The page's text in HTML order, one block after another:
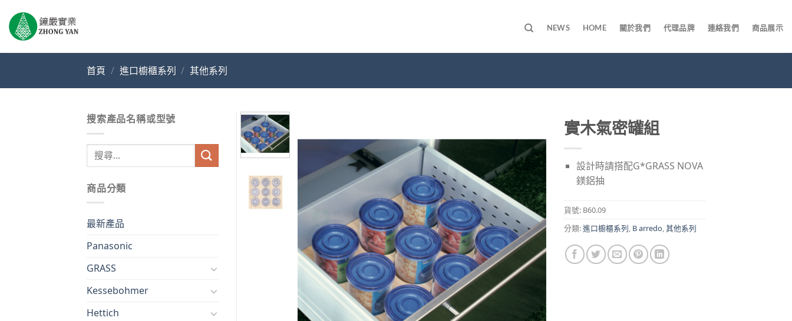
content
NEWS HOME 關於我們 代理品牌 連絡我們 商品展示
首頁 / 進口櫥櫃系列 / 其他系列
實木氣密罐組
設計時請搭配G*GRASS NOVA
鎂鋁抽
貨號: B60.09
分類:進口櫥櫃系列, B arredo,其他系列
搜索產品名稱或型號
鍵
字:
商品分類
最新產品
Panasonic
GRASS
Kessebohmer
Hettich